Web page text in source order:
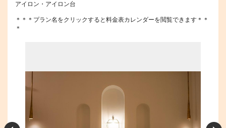
アイロン・アイロン台
＊＊＊プラン名をクリックすると料金表カレンダーを閲覧できます＊＊
＊